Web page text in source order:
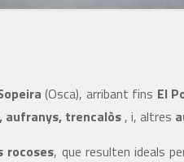
(Osca), arribant fins El
aufranys, trencalòs , i, altres
rocoses, que resulten ideals